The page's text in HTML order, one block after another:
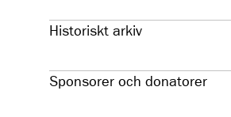
Historiskt arkiv
Sponsorer och donatorer